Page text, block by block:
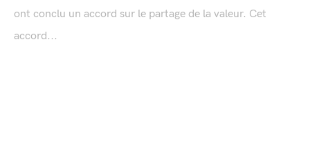
ont conclu un accord sur le partage de la valeur. Cet
accord...